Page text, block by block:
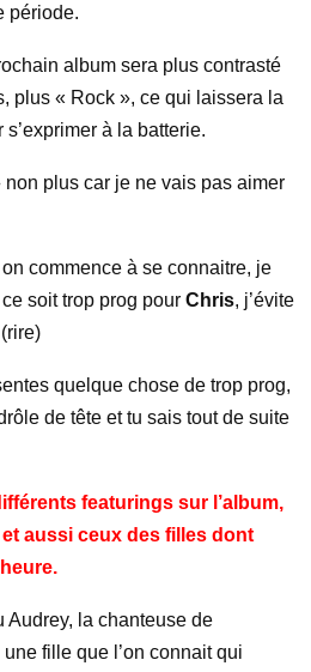
période.
album sera plus contrasté
plus « Rock », ce qui laissera la
s’exprimer à la batterie.
plus car je ne vais pas aimer
commence à se connaitre, je
soit trop prog pour Chris, j’évite
quelque chose de trop prog,
de tête et tu sais tout de suite
featurings sur l’album,
aussi ceux des filles dont
Audrey, la chanteuse de
fille que l’on connait qui